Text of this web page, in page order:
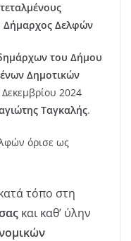
Δήμαρχος Δελφών
του Δήμου
Δημοτικών
2024
Ταγκαλής.
όρισε ως
τόπο στη
και καθ’ ύλην